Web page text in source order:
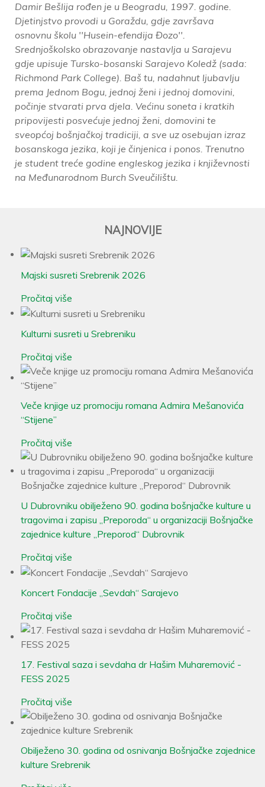
Damir Bešlija rođen je u Beogradu, 1997. godine.
Djetinjstvo provodi u Goraždu, gdje završava
osnovnu školu ''Husein-efendija Đozo''.
Srednjoškolsko obrazovanje nastavlja u Sarajevu
gdje upisuje Tursko-bosanski Sarajevo Koledž (sada:
Richmond Park College). Baš tu, nadahnut ljubavlju
prema Jednom Bogu, jednoj ženi i jednoj domovini,
počinje stvarati prva djela. Većinu soneta i kratkih
pripovijesti posvećuje jednoj ženi, domovini te
sveopćoj bošnjačkoj tradiciji, a sve uz osebujan izraz
bosanskoga jezika, koji je činjenica i ponos. Trenutno
je student treće godine engleskog jezika i književnosti
na Međunarodnom Burch Sveučilištu.
NAJNOVIJE
Majski susreti Srebrenik 2026
Pročitaj više
Kulturni susreti u Srebreniku
Pročitaj više
Veče knjige uz promociju romana Admira Mešanovića
“Stijene”
Pročitaj više
U Dubrovniku obilježeno 90. godina bošnjačke kulture u
tragovima i zapisu „Preporoda“ u organizaciji Bošnjačke
zajednice kulture „Preporod“ Dubrovnik
Pročitaj više
Koncert Fondacije „Sevdah“ Sarajevo
Pročitaj više
17. Festival saza i sevdaha dr Hašim Muharemović -
FESS 2025
Pročitaj više
Obilježeno 30. godina od osnivanja Bošnjačke zajednice
kulture Srebrenik